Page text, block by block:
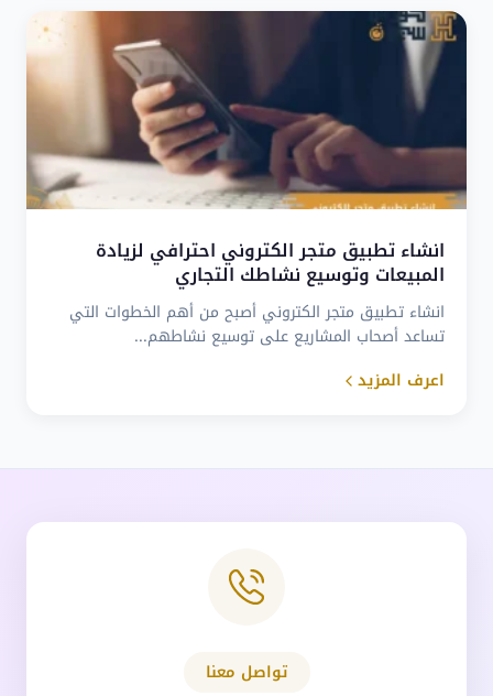
انشاء تطبيق متجر الكتروني احترافي لزيادة
المبيعات وتوسيع نشاطك التجاري
انشاء تطبيق متجر الكتروني أصبح من أهم الخطوات التي
تساعد أصحاب المشاريع على توسيع نشاطهم...
اعرف المزيد
تواصل معنا